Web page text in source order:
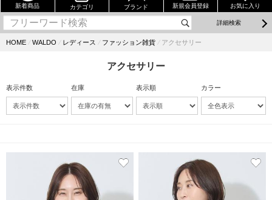
新着商品 カテゴリ ブランド 新規会員登録 お気に入り
詳細検索
HOME ⁄ WALDO ⁄ レディース ⁄ ファッション雑貨 ⁄ アクセサリー
アクセサリー
表示件数 在庫 表示順 カラー